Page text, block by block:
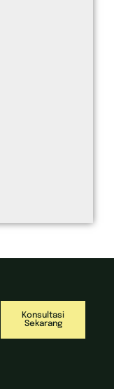
Konsultasi
Sekarang